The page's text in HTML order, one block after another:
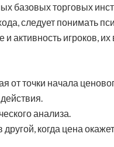
базовых торговых
следует понимать
активность игроков,
от точки начала
анализа.
когда цена